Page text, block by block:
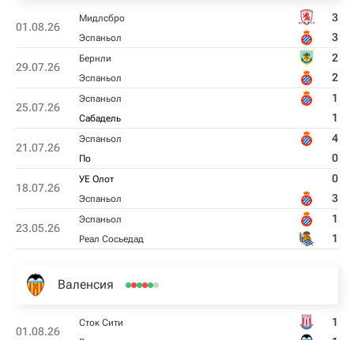
01.08.26
Мидлсбро 3
Эспаньол 3
29.07.26
Бернли 2
Эспаньол 2
25.07.26
Эспаньол 1
Сабадель 1
21.07.26
Эспаньол 4
По 0
18.07.26
УЕ Олот 0
Эспаньол 3
23.05.26
Эспаньол 1
Реал Сосьедад 1
Валенсия
01.08.26
Сток Сити 1